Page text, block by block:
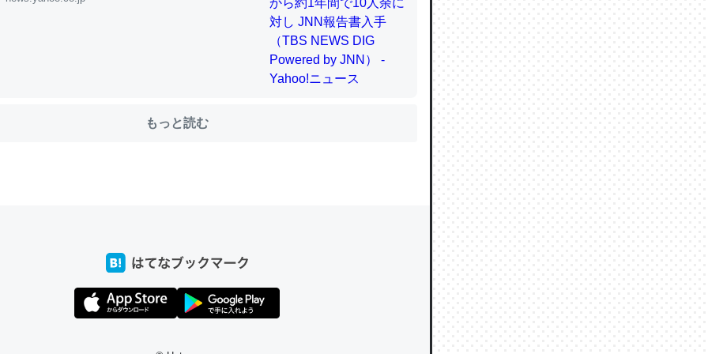
を実家に置いて４年。でたまに覗いてる。ぼちぼちRingも置こうかと画策
、Googleマップで位置情報を共有してる。電池残量や充電中かが分かるのでこ
するくらいだった遠方の父67歳と僕。ITツール導入でコミュニケーションが劇的に変化し
倍以上に伸ばす効果があるはず……
するくらいだった遠方の父67歳と僕。ITツール導入でコミュニケーションが劇的に変化し
もっと読む